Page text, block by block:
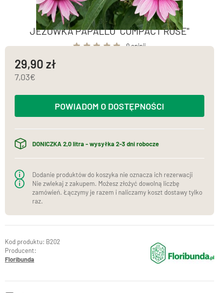
JEŻOWKA PAPALLO "COMPACT ROSE"
0 opinii
B202
Producent:
Floribunda
29,90
7,03
POWIADOM O DOSTĘPNOŚCI
DONICZKA 2,0 litra - wysyłka 2-3 dni robocze
Dodanie produktów do koszyka nie oznacza ich rezerwacji
Nie zwlekaj z zakupem. Możesz złożyć dowolną liczbę
zamówień. Łączymy je razem i naliczamy koszt dostawy tylko
raz.